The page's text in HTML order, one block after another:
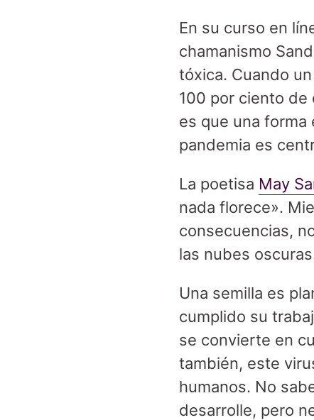
En su curso en
chamanismo
tóxica. Cuando
100 por ciento de
es que una
pandemia es
La poetisa May
nada florece».
consecuencias,
las nubes
Una semilla es
cumplido su
se convierte en
también, este
humanos. No
desarrolle, pero